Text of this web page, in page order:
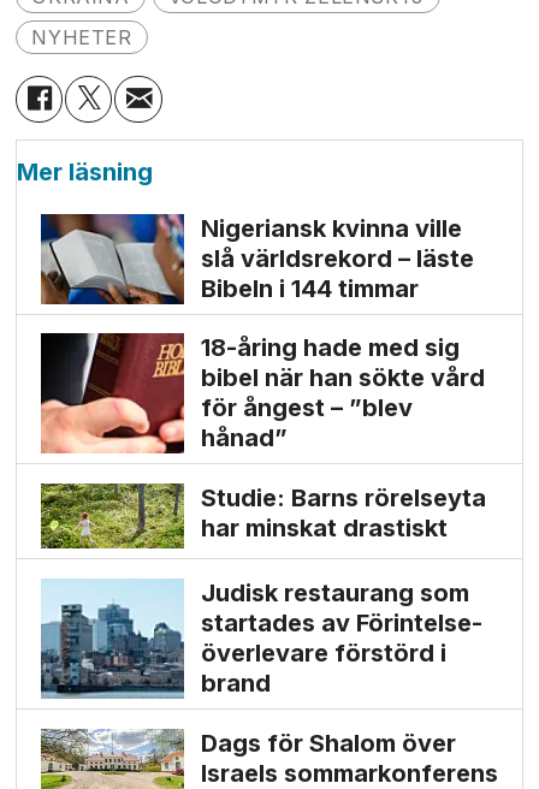
NYHETER
Mer läsning
Nigeriansk kvinna ville
slå världs­rekord – läste
Bibeln i 144 timmar
18-åring hade med sig
bibel när han sökte vård
för ångest – ”blev
hånad”
Studie: Barns rörelseyta
har minskat drastiskt
Judisk restaurang som
startades av Förintelse­
överlevare förstörd i
brand
Dags för Shalom över
Israels sommarkonferens